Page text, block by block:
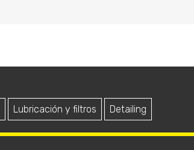
Lubricación y filtros Detailing